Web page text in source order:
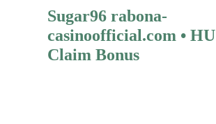
Sugar96 rabona-
casinoofficial.com • HU
Claim Bonus